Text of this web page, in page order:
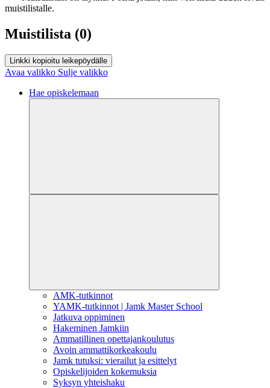
muistilistalle.
Muistilista (0)
Linkki kopioitu leikepöydälle
Avaa valikko Sulje valikko
Hae opiskelemaan
AMK-tutkinnot
YAMK-tutkinnot | Jamk Master School
Jatkuva oppiminen
Hakeminen Jamkiin
Ammatillinen opettajankoulutus
Avoin ammattikorkeakoulu
Jamk tutuksi: vierailut ja esittelyt
Opiskelijoiden kokemuksia
Syksyn yhteishaku